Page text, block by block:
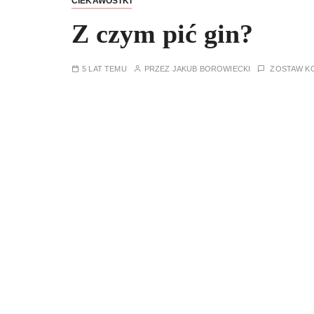
Z czym pić gin?
5 LAT TEMU PRZEZ JAKUB BOROWIECKI ZOSTAW